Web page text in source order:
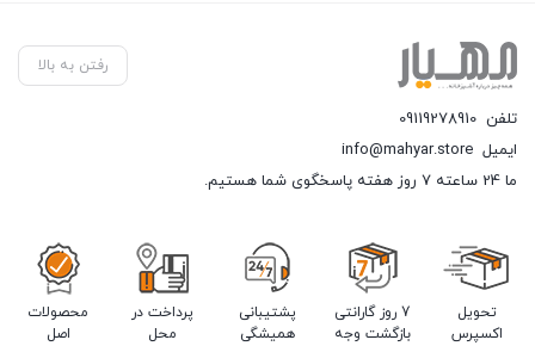
رفتن به بالا
تلفن 09119278910
ایمیل info@mahyar.store
ما 24 ساعته 7 روز هفته پاسخگوی شما هستیم.
تحویل
اکسپرس
7 روز گارانتی
بازگشت وجه
پشتیبانی
همیشگی
پرداخت در
محل
محصولات
اصل